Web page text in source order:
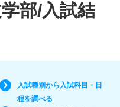
部/入試結
入試種別から入試科目・日
程を調べる